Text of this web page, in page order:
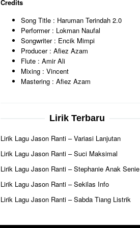
Credits
Song Title : Haruman Terindah 2.0
Performer : Lokman Naufal
Songwriter : Encik Mimpi
Producer : Afiez Azam
Flute : Amir Ali
Mixing : Vincent
Mastering : Afiez Azam
Lirik Terbaru
Lirik Lagu Jason Ranti – Variasi Lanjutan
Lirik Lagu Jason Ranti – Suci Maksimal
Lirik Lagu Jason Ranti – Stephanie Anak Senie
Lirik Lagu Jason Ranti – Sekilas Info
Lirik Lagu Jason Ranti – Sabda Tiang Listrik